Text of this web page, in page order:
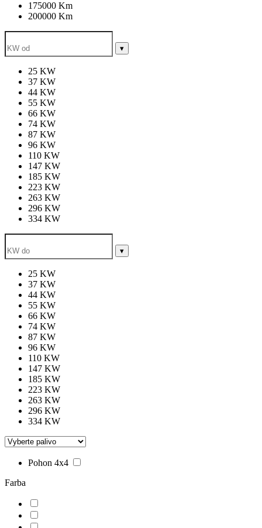
175000 Km
200000 Km
▾
25 KW
37 KW
44 KW
55 KW
66 KW
74 KW
87 KW
96 KW
110 KW
147 KW
185 KW
223 KW
263 KW
296 KW
334 KW
▾
25 KW
37 KW
44 KW
55 KW
66 KW
74 KW
87 KW
96 KW
110 KW
147 KW
185 KW
223 KW
263 KW
296 KW
334 KW
Pohon 4x4
Farba